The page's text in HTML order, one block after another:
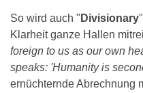
So wird auch " Divisionary
Klarheit ganze Hallen
foreign to us as our own
speaks: 'Humanity is
ernüchternde Abrechnung